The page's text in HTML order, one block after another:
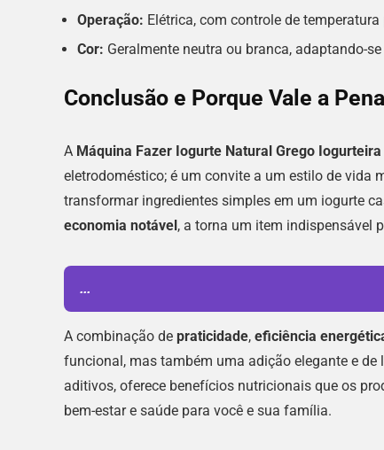
Operação: Elétrica, com controle de
Cor: Geralmente neutra ou branca, adaptando-
Conclusão e Porque Vale a Pena
A Máquina Fazer Iogurte Natural Grego
eletrodoméstico; é um convite a um estilo de vida
transformar ingredientes simples em um iogurte
economia notável, a torna um item indispensável
...
A combinação de praticidade, eficiência
funcional, mas também uma adição elegante e de
aditivos, oferece benefícios nutricionais que os
bem-estar e saúde para você e sua família.